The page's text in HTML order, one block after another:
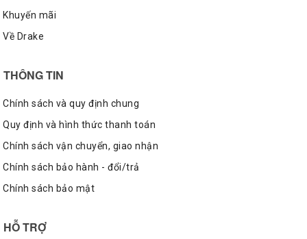
Khuyến mãi
Về Drake
THÔNG TIN
Chính sách và quy định chung
Quy định và hình thức thanh toán
Chính sách vận chuyển, giao nhận
Chính sách bảo hành - đổi/trả
Chính sách bảo mật
HỖ TRỢ